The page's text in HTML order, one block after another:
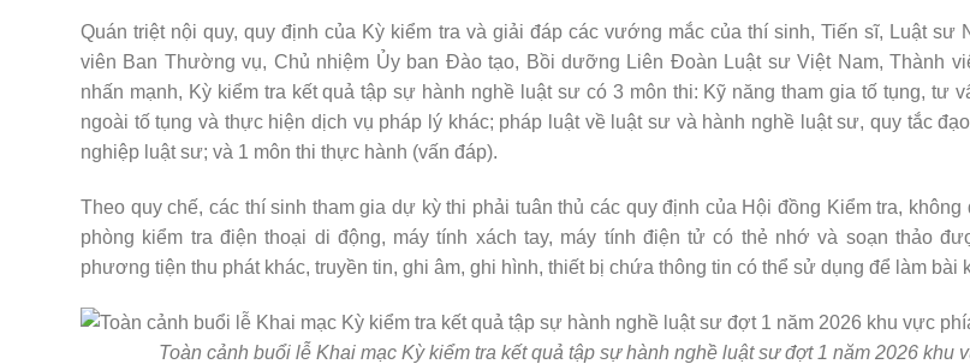
Quán triệt nội quy, quy định của Kỳ kiểm tra và giải đáp các vướng mắc của thí sinh, Tiến sĩ, Luật sư
viên Ban Thường vụ, Chủ nhiệm Ủy ban Đào tạo, Bồi dưỡng Liên Đoàn Luật sư Việt Nam, Thành
nhấn mạnh, Kỳ kiểm tra kết quả tập sự hành nghề luật sư có 3 môn thi: Kỹ năng tham gia tố tụng, tư
ngoài tố tụng và thực hiện dịch vụ pháp lý khác; pháp luật về luật sư và hành nghề luật sư, quy tắc
nghiệp luật sư; và 1 môn thi thực hành (vấn đáp).
Theo quy chế, các thí sinh tham gia dự kỳ thi phải tuân thủ các quy định của Hội đồng Kiểm tra,
phòng kiểm tra điện thoại di động, máy tính xách tay, máy tính điện tử có thẻ nhớ và soạn thảo
phương tiện thu phát khác, truyền tin, ghi âm, ghi hình, thiết bị chứa thông tin có thể sử dụng để làm bài
Toàn cảnh buổi lễ Khai mạc Kỳ kiểm tra kết quả tập sự hành nghề luật sư đợt 1 năm 2026 khu